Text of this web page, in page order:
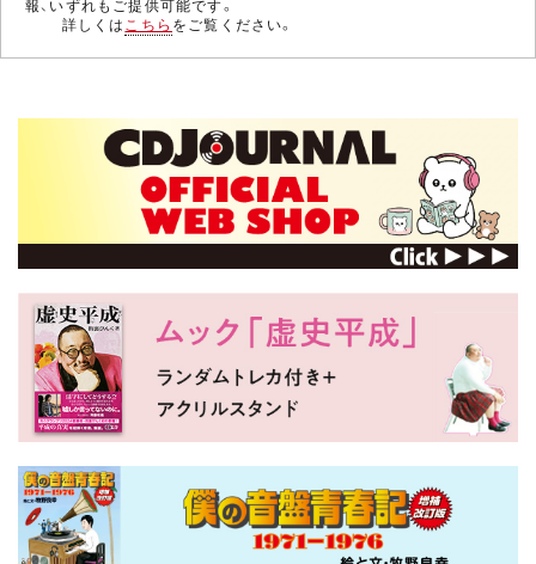
報、いずれもご提供可能です。
詳しくはこちら をご覧ください。